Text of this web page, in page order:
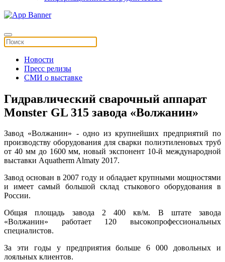
Новости
Пресс релизы
СМИ о выставке
Гидравлический сварочный аппарат
Monster GL 315 завода «Волжанин»
Завод «Волжанин» - одно из крупнейших предприятий по
производству оборудования для сварки полиэтиленовых труб
от 40 мм до 1600 мм, новый экспонент 10-й международной
выставки Aquatherm Almaty 2017.
Завод основан в 2007 году и обладает крупными мощностями
и имеет самый большой склад стыкового оборудования в
России.
Общая площадь завода 2 400 кв/м. В штате завода
«Волжанин» работает 120 высокопрофессиональных
специалистов.
За эти годы у предприятия больше 6 000 довольных и
лояльных клиентов.